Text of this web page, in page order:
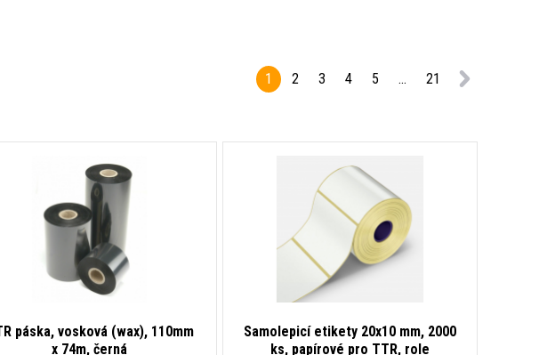
1
2 3 4 5 ... 21
páska, vosková (wax), 110mm
x 74m, černá
Samolepicí etikety 20x10 mm, 2000
ks, papírové pro TTR, role